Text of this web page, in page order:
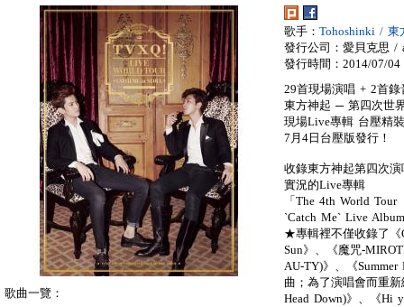
歌手： Tohoshinki / 東
發行公司：愛貝克思 /
發行時間：2014/07/04
29首現場演唱 + 2首
東方神起 ─ 第四次世
現場Live專輯 台壓精
7月4日台壓版發行！
收錄東方神起第四次演
實況的Live專輯
「The 4th World Tour
`Catch Me` Live
★專輯裡不僅收錄了《
Sun》、《魔咒-
AU-TY)》、《
曲；為了演唱會而重
Head Down)》、《Hi
歌曲一覽：